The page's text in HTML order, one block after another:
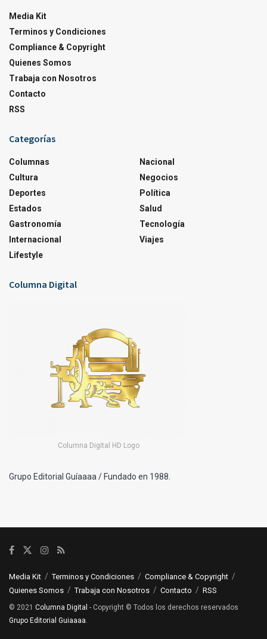
Media Kit
Terminos y Condiciones
Compliance & Copyright
Quienes Somos
Trabaja con Nosotros
Contacto
RSS
Categorías
Columnas
Cultura
Deportes
Estados
Gastronomía
Internacional
Lifestyle
Nacional
Negocios
Política
Salud
Tecnología
Viajes
Columna Digital
Columna Digital HD Logo
Grupo Editorial Guíaaaa / Fundado en 1988.
Media Kit Terminos y Condiciones
Compliance & Copyright
Quienes Somos
Trabaja con Nosotros Contacto RSS
© 2021 Columna Digital - Copyright © Todos los derechos reservados
Grupo Editorial Guiaaaa.